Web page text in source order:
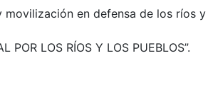
en defensa de los ríos y
LOS RÍOS Y LOS PUEBLOS”.